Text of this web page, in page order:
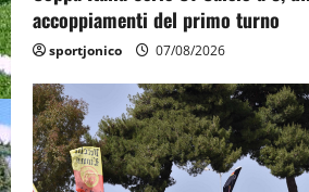
accoppiamenti del primo turno
sportjonico 07/08/2026